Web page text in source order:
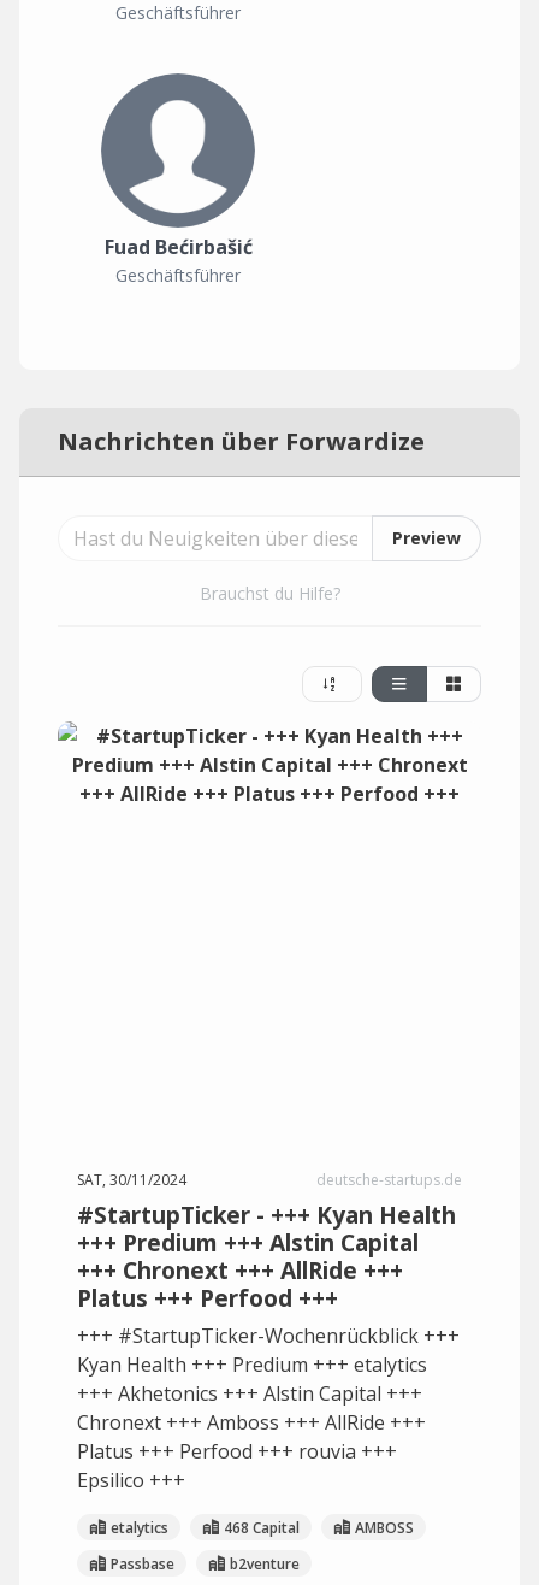
Geschäftsführer
Fuad Bećirbašić
Geschäftsführer
Nachrichten über Forwardize
Preview
Brauchst du Hilfe?
SAT, 30/11/2024 deutsche-startups.de
#StartupTicker - +++ Kyan Health
+++ Predium +++ Alstin Capital
+++ Chronext +++ AllRide +++
Platus +++ Perfood +++
+++ #StartupTicker-Wochenrückblick +++
Kyan Health +++ Predium +++ etalytics
+++ Akhetonics +++ Alstin Capital +++
Chronext +++ Amboss +++ AllRide +++
Platus +++ Perfood +++ rouvia +++
Epsilico +++
etalytics 468 Capital
AMBOSS
Passbase
b2venture